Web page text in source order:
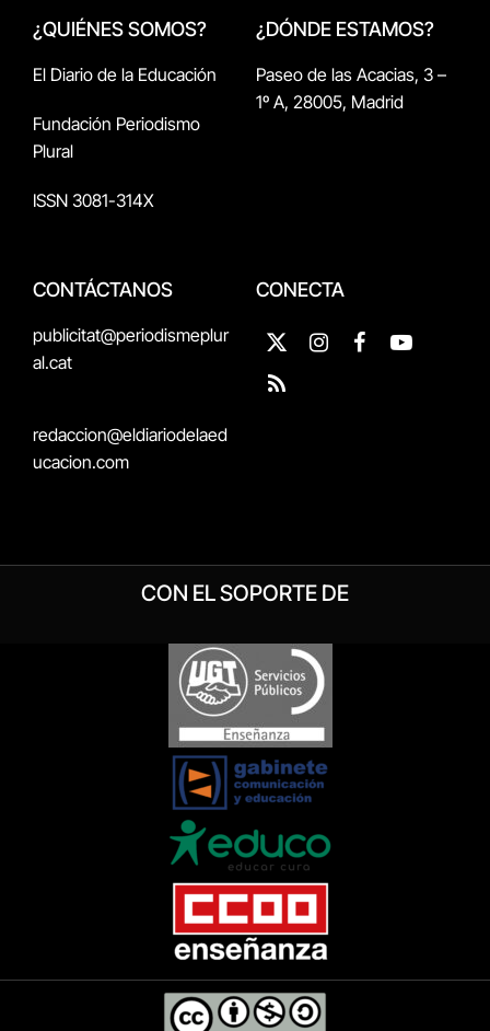
¿QUIÉNES SOMOS?
El Diario de la Educación
Fundación Periodismo
Plural
ISSN 3081-314X
¿DÓNDE ESTAMOS?
Paseo de las Acacias, 3 –
1º A, 28005, Madrid
CONTÁCTANOS
publicitat@periodismeplur
al.cat
redaccion@eldiariodelaed
ucacion.com
CONECTA
X
(Twitter)
InstagramFacebookYouTube
RSS
CON EL SOPORTE DE